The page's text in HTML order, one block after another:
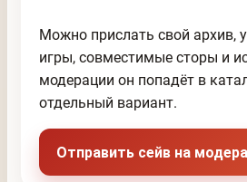
Можно прислать свой архив,
игры, совместимые сторы и
модерации он попадёт в
отдельный вариант.
Отправить сейв на